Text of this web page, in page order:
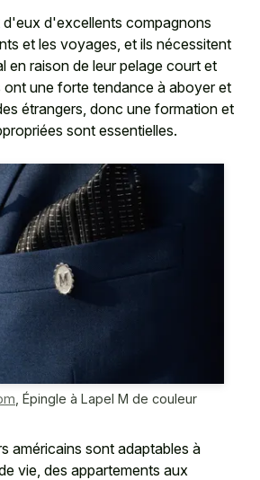
d'eux d'excellents compagnons
et les voyages, et ils nécessitent
en raison de leur pelage court et
ont une forte tendance à aboyer et
étrangers, donc une formation et
sont essentielles.
Épingle à Lapel M de couleur
américains sont adaptables à
vie, des appartements aux